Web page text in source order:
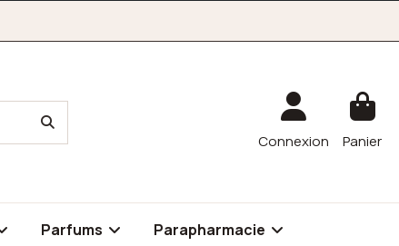
Connexion Panier
Parfums Parapharmacie